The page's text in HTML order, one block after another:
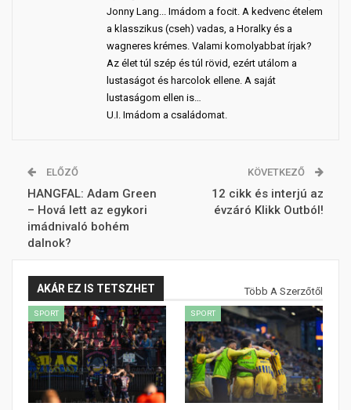
Jonny Lang... Imádom a focit. A kedvenc ételem
a klasszikus (cseh) vadas, a Horalky és a
wagneres krémes. Valami komolyabbat írjak?
Az élet túl szép és túl rövid, ezért utálom a
lustaságot és harcolok ellene. A saját
lustaságom ellen is…
U.I. Imádom a családomat.
ELŐZŐ
HANGFAL: Adam Green
– Hová lett az egykori
imádnivaló bohém
dalnok?
KÖVETKEZŐ
12 cikk és interjú az
évzáró Klikk Outból!
AKÁR EZ IS TETSZHET Több A Szerzőtől
SPORT SPORT